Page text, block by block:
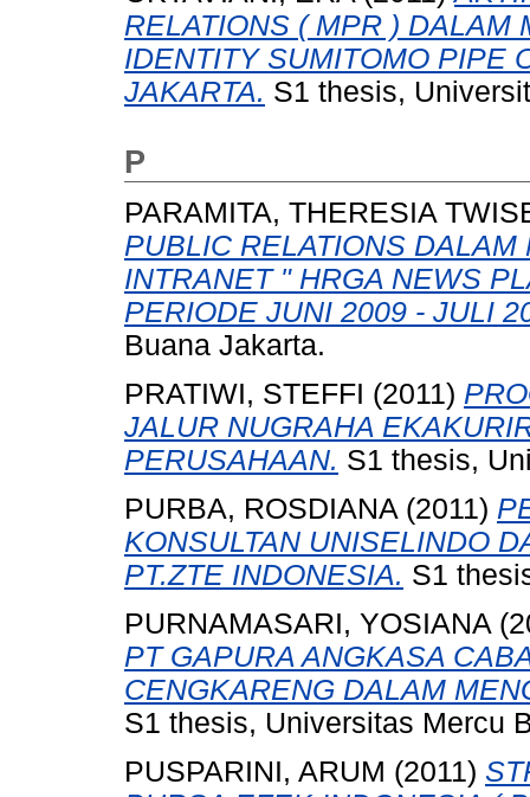
RELATIONS ( MPR ) DALAM
IDENTITY SUMITOMO PIPE
JAKARTA. S1 thesis,
P
PARAMITA, THERESIA
PUBLIC RELATIONS
INTRANET " HRGA NEWS
PERIODE JUNI 2009 - JULI
Buana Jakarta.
PRATIWI, STEFFI (2011)
JALUR NUGRAHA
PERUSAHAAN. S1 thesis,
PURBA, ROSDIANA (2011)
KONSULTAN UNISELINDO
PT.ZTE INDONESIA. S1
PURNAMASARI, YOSIANA
PT GAPURA ANGKASA
CENGKARENG DALAM
S1 thesis, Universitas Mercu
PUSPARINI, ARUM (2011)